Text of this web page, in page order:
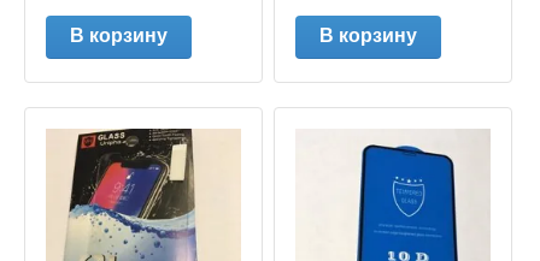
В корзину В корзину